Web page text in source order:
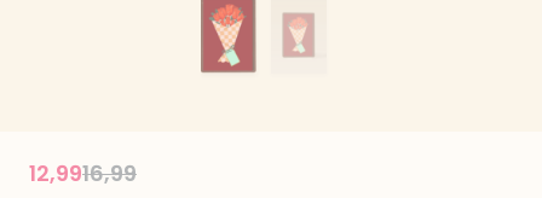
Price reduced from
16,99to
12,99